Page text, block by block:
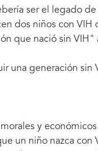
ser el legado
dos niños con VIH
que nació sin VIH"
una generación sin
y
un niño nazca con